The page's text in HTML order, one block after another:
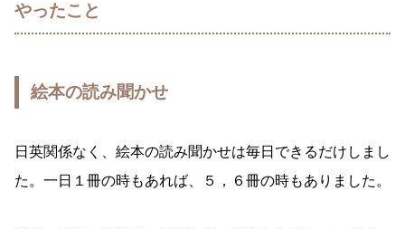
やったこと
絵本の読み聞かせ
日英関係なく、絵本の読み聞かせは毎日できるだけしまし
た。一日１冊の時もあれば、５，６冊の時もありました。